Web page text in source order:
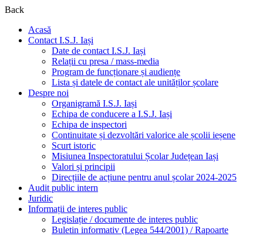
Back
Acasă
Contact I.S.J. Iași
Date de contact I.S.J. Iași
Relații cu presa / mass-media
Program de funcționare și audiențe
Lista și datele de contact ale unităților școlare
Despre noi
Organigramă I.S.J. Iași
Echipa de conducere a I.S.J. Iași
Echipa de inspectori
Continuitate și dezvoltări valorice ale școlii ieșene
Scurt istoric
Misiunea Inspectoratului Școlar Județean Iași
Valori și principii
Direcțiile de acțiune pentru anul școlar 2024-2025
Audit public intern
Juridic
Informații de interes public
Legislație / documente de interes public
Buletin informativ (Legea 544/2001) / Rapoarte